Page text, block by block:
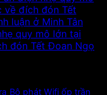
về đích đón Tết
luận ở Minh Tân
quy mô lớn tại
đón Tết Đoan Ngọ
Bộ phát Wifi ốp trần